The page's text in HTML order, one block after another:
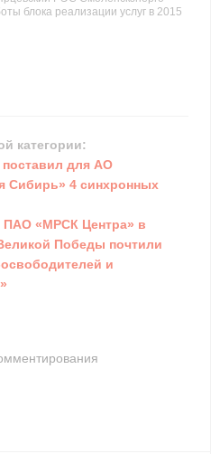
блока реализации услуг в 2015
категории:
для АО
Сибирь» 4 синхронных
ПАО «МРСК Центра» в
Победы почтили
и